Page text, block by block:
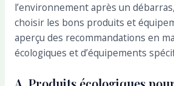
l’environnement après un
choisir les bons produits et
aperçu des recommandations en
écologiques et d’équipements